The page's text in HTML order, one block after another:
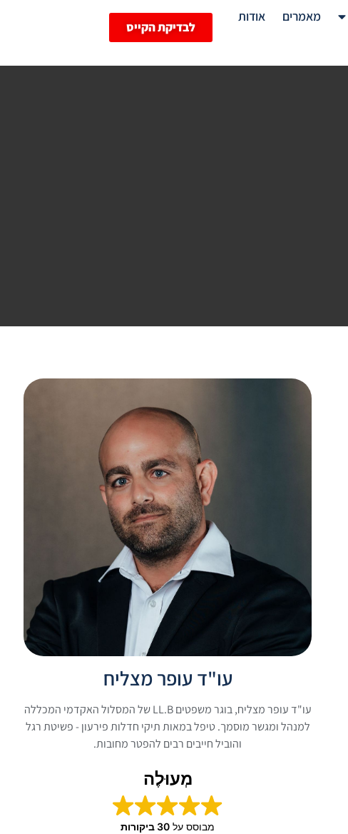
מאמרים
אודות
לבדיקת הקייס
עו"ד עופר מצליח
עו"ד עופר מצליח, בוגר משפטים LL.B של המסלול האקדמי המכללה
למנהל ומגשר מוסמך. טיפל במאות תיקי חדלות פירעון - פשיטת רגל
והוביל חייבים רבים להפטר מחובות.
מְעוּלֶה
מבוסס על 30 ביקורות